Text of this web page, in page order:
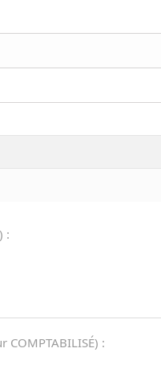
) :
COMPTABILISÉ) :